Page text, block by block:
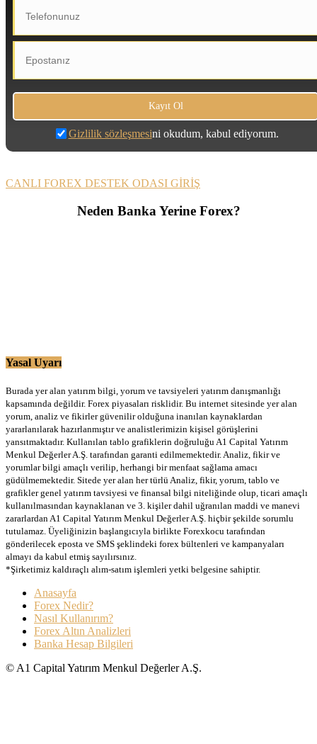
Gizlilik sözleşmesini okudum, kabul ediyorum.
CANLI FOREX DESTEK ODASI GİRİŞ
Neden Banka Yerine Forex?
Yasal Uyarı
Burada yer alan yatırım bilgi, yorum ve tavsiyeleri yatırım danışmanlığı
kapsamında değildir. Forex piyasaları risklidir. Bu internet sitesinde yer alan
yorum, analiz ve fikirler güvenilir olduğuna inanılan kaynaklardan
yararlanılarak hazırlanmıştır ve analistlerimizin kişisel görüşlerini
yansıtmaktadır. Kullanılan tablo grafiklerin doğruluğu A1 Capital Yatırım
Menkul Değerler A.Ş. tarafından garanti edilmemektedir. Analiz, fikir ve
yorumlar bilgi amaçlı verilip, herhangi bir menfaat sağlama amacı
güdülmemektedir. Sitede yer alan her türlü Analiz, fikir, yorum, tablo ve
grafikler genel yatırım tavsiyesi ve finansal bilgi niteliğinde olup, ticari amaçlı
kullanılmasından kaynaklanan ve 3. kişiler dahil uğranılan maddi ve manevi
zararlardan A1 Capital Yatırım Menkul Değerler A.Ş. hiçbir şekilde sorumlu
tutulamaz. Üyeliğinizin başlangıcıyla birlikte Forexkocu tarafından
gönderilecek eposta ve SMS şeklindeki forex bültenleri ve kampanyaları
almayı da kabul etmiş sayılırsınız.
*Şirketimiz kaldıraçlı alım-satım işlemleri yetki belgesine sahiptir.
Anasayfa
Forex Nedir?
Nasıl Kullanırım?
Forex Altın Analizleri
Banka Hesap Bilgileri
© A1 Capital Yatırım Menkul Değerler A.Ş.